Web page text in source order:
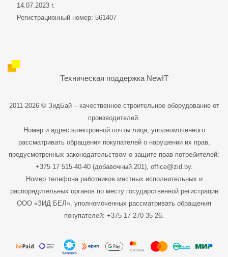
14.07.2023 г.
Регистрационный номер: 561407
Техническая поддержка NewIT
2011-2026 © ЗидБай – качественное строительное оборудование от
производителей.
Номер и адрес электронной почты лица, уполномоченного
рассматривать обращения покупателей о нарушении их прав,
предусмотренных законодательством о защите прав потребителей:
+375 17 515-40-40 (добавочный 201), office@zid.by.
Номер телефона работников местных исполнительных и
распорядительных органов по месту государственной регистрации
ООО «ЗИД БЕЛ», уполномоченных рассматривать обращения
покупателей: +375 17 270 35 26.